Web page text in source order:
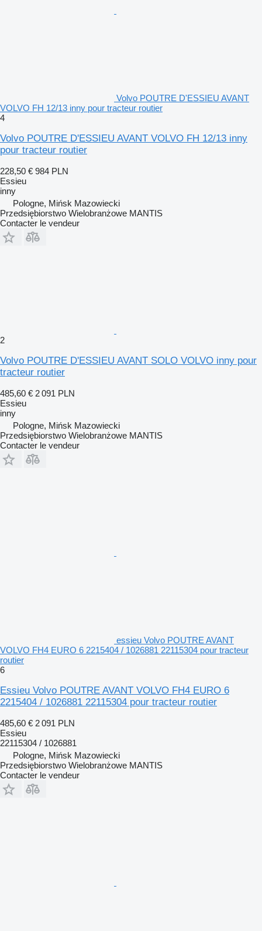
Volvo POUTRE D'ESSIEU AVANT
VOLVO FH 12/13 inny pour tracteur routier
4
Volvo POUTRE D'ESSIEU AVANT VOLVO FH 12/13 inny
pour tracteur routier
228,50 € 984 PLN
Essieu
inny
Pologne, Mińsk Mazowiecki
Przedsiębiorstwo Wielobranżowe MANTIS
Contacter le vendeur
2
Volvo POUTRE D'ESSIEU AVANT SOLO VOLVO inny pour
tracteur routier
485,60 € 2 091 PLN
Essieu
inny
Pologne, Mińsk Mazowiecki
Przedsiębiorstwo Wielobranżowe MANTIS
Contacter le vendeur
essieu Volvo POUTRE AVANT
VOLVO FH4 EURO 6 2215404 / 1026881 22115304 pour tracteur
routier
6
Essieu Volvo POUTRE AVANT VOLVO FH4 EURO 6
2215404 / 1026881 22115304 pour tracteur routier
485,60 € 2 091 PLN
Essieu
22115304 / 1026881
Pologne, Mińsk Mazowiecki
Przedsiębiorstwo Wielobranżowe MANTIS
Contacter le vendeur